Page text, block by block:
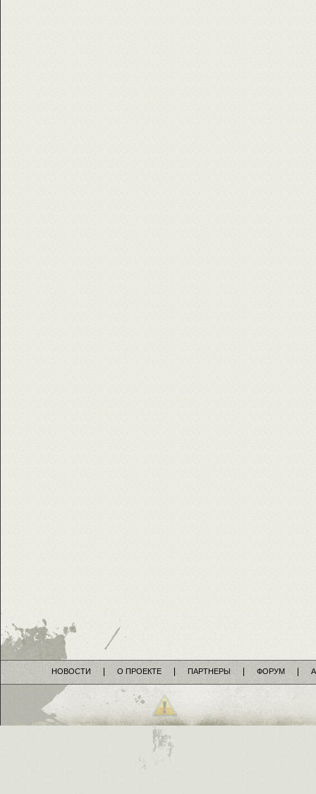
НОВОСТИ О ПРОЕКТЕ ПАРТНЕРЫ ФОРУМ